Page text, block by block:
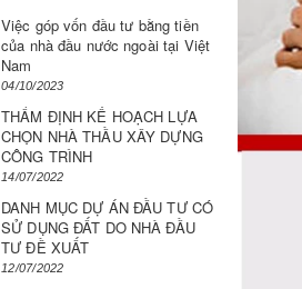
Việc góp vốn đầu tư bằng tiền
của nhà đầu nước ngoài tại Việt
Nam
04/10/2023
THẨM ĐỊNH KẾ HOẠCH LỰA
CHỌN NHÀ THẦU XÂY DỰNG
CÔNG TRÌNH
14/07/2022
DANH MỤC DỰ ÁN ĐẦU TƯ CÓ
SỬ DỤNG ĐẤT DO NHÀ ĐẦU
TƯ ĐỀ XUẤT
12/07/2022